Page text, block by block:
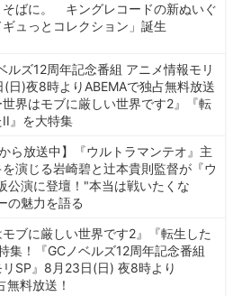
そばに。 キングレコードの新ぬいぐ
ュっとコレクション」誕生
ルズ12周年記念番組 アニメ情報モリ
日)夜8時よりABEMAで独占無料放送
界はモブに厳しい世界です2』『転
』を大特集
ら放送中】『ウルトラマンテオ』主
演じる岩崎碧と辻本貴則監督が『ウ
公演に登壇！"本当は戦いたくな
の魅力を語る
モブに厳しい世界です2』『転生した
集！『GCノベルズ12周年記念番組
SP』8月23日(日) 夜8時より
無料放送！